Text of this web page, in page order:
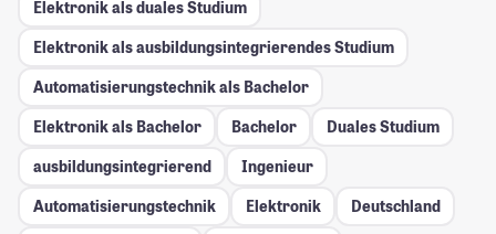
Elektronik als duales Studium
Elektronik als ausbildungsintegrierendes Studium
Automatisierungstechnik als Bachelor
Elektronik als Bachelor
Bachelor
Duales Studium
ausbildungsintegrierend
Ingenieur
Automatisierungstechnik
Elektronik
Deutschland